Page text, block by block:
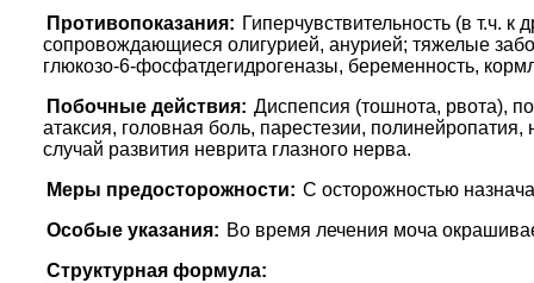
Противопоказания: Гиперчувствительность (в т.ч.
сопровождающиеся олигурией, анурией; тяжелые
глюкозо-6-фосфатдегидрогеназы, беременность,
Побочные действия: Диспепсия (тошнота, рвота),
атаксия, головная боль, парестезии,
случай развития неврита глазного нерва.
Меры предосторожности: С осторожностью
Особые указания: Во время лечения моча
Структурная формула: